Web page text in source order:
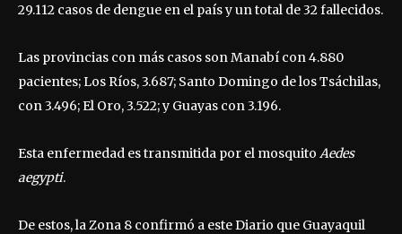
29.112 casos de dengue en el país y un total de 32 fallecidos.
Las provincias con más casos son Manabí con 4.880
pacientes; Los Ríos, 3.687; Santo Domingo de los Tsáchilas,
con 3.496; El Oro, 3.522; y Guayas con 3.196.
Esta enfermedad es transmitida por el mosquito Aedes
aegypti.
De estos, la Zona 8 confirmó a este Diario que Guayaquil